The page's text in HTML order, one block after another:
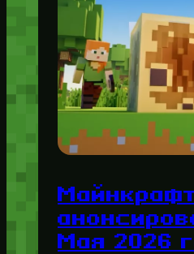
Мая 2026